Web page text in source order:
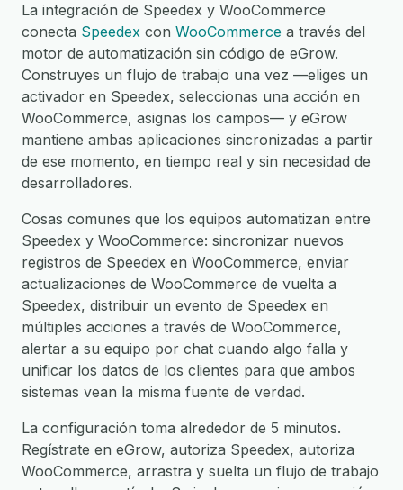
La integración de Speedex y WooCommerce
conecta Speedex con WooCommerce a través del
motor de automatización sin código de eGrow.
Construyes un flujo de trabajo una vez —eliges un
activador en Speedex, seleccionas una acción en
WooCommerce, asignas los campos— y eGrow
mantiene ambas aplicaciones sincronizadas a partir
de ese momento, en tiempo real y sin necesidad de
desarrolladores.
Cosas comunes que los equipos automatizan entre
Speedex y WooCommerce: sincronizar nuevos
registros de Speedex en WooCommerce, enviar
actualizaciones de WooCommerce de vuelta a
Speedex, distribuir un evento de Speedex en
múltiples acciones a través de WooCommerce,
alertar a su equipo por chat cuando algo falla y
unificar los datos de los clientes para que ambos
sistemas vean la misma fuente de verdad.
La configuración toma alrededor de 5 minutos.
Regístrate en eGrow, autoriza Speedex, autoriza
WooCommerce, arrastra y suelta un flujo de trabajo